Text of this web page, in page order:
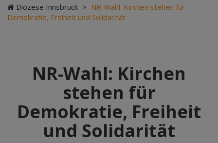
Diözese Innsbruck > NR-Wahl: Kirchen stehen für
Demokratie, Freiheit und Solidarität
NR-Wahl: Kirchen
stehen für
Demokratie, Freiheit
und Solidarität